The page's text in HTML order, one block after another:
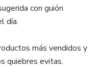
con guión
día.
más vendidos y
quiebres evitas.